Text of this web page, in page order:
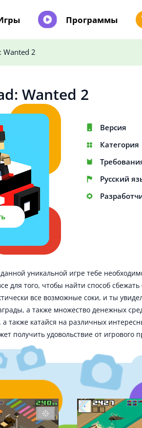
Программы
Wanted 2
Wanted 2
Версия
Категория
Русский
уникальной игре тебе
для того, чтобы найти способ
все возможные соки, и ты
а также множество денежных
также катайся на различных
получить удовольствие от игрового